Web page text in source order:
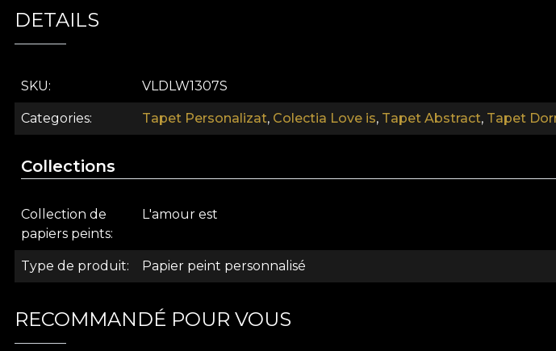
l'inattendu, l'inhabituel et le non conventionnel. Chacun de nous a un côté
art. Il ne reste plus qu'à se plonger dans le domaine de l'irrationnel dans la
qu'un pas, et les dessins de cette collection visent à faire traverser au spectateur
DETAILS
SKU VLDLW1307S
Categories Tapet Personalizat, Colectia Love is, Tapet Abstract, Tapet
Collections
Collection de
papiers peints
L'amour est
Type de produit Papier peint personnalisé
RECOMMANDÉ POUR VOUS